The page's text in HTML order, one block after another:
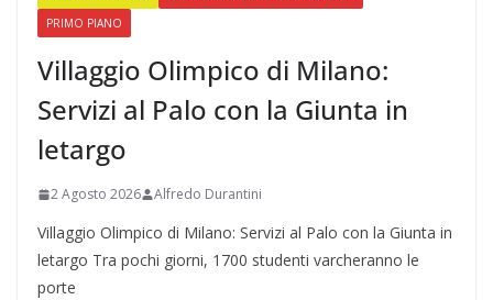
PRIMO PIANO
Villaggio Olimpico di Milano:
Servizi al Palo con la Giunta in
letargo
2 Agosto 2026 Alfredo Durantini
Villaggio Olimpico di Milano: Servizi al Palo con la Giunta in
letargo Tra pochi giorni, 1700 studenti varcheranno le
porte